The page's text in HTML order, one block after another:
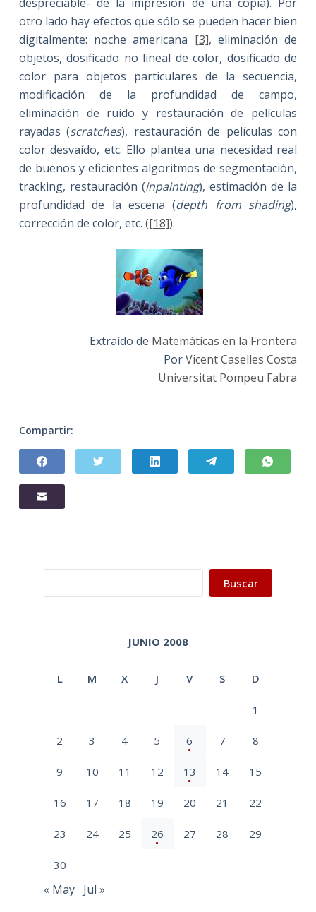
otro lado hay efectos que sólo se pueden hacer bien
digitalmente: noche americana [3], eliminación de
objetos, dosificado no lineal de color, dosificado de
color para objetos particulares de la secuencia,
modificación de la profundidad de campo,
eliminación de ruido y restauración de películas
rayadas (scratches), restauración de películas con
color desvaído, etc. Ello plantea una necesidad real
de buenos y eficientes algoritmos de segmentación,
tracking, restauración (inpainting), estimación de la
profundidad de la escena (depth from shading),
corrección de color, etc. ([18]).
Extraído de Matemáticas en la Frontera
PorVicent Caselles Costa
Universitat Pompeu Fabra
Compartir:
Buscar
JUNIO 2008
L M X J V S D
1
2 3 4 5 6 7 8
9 10 11 12 13 14 15
16 17 18 19 20 21 22
23 24 25 26 27 28 29
30
« May Jul »